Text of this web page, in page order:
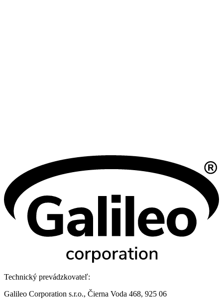
Technický prevádzkovateľ:
Galileo Corporation s.r.o., Čierna Voda 468, 925 06